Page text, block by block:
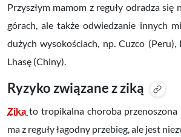
Przyszłym mamom z reguły odradza
górach, ale także odwiedzanie innych
dużych wysokościach, np. Cuzco (Peru),
Lhasę (Chiny).
Ryzyko związane z ziką
Zika to tropikalna choroba przenoszona
ma z reguły łagodny przebieg, ale jest